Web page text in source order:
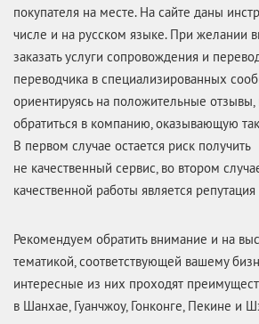
покупателя на месте. На сайте даны
числе и на русском языке. При желании
заказать услуги сопровождения и
переводчика в специализированных
ориентируясь на положительные отзывы,
обратиться в компанию, оказывающую
В первом случае остается риск получить
не качественный сервис, во втором
качественной работы является
Рекомендуем обратить внимание и на
тематикой, соответствующей вашему
интересные из них проходят
в Шанхае, Гуанчжоу, Гонконге, Пекине и